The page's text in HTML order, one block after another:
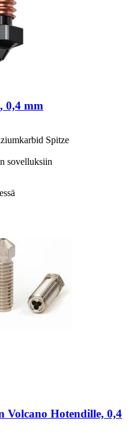
0,4 mm
Spitze
sovelluksiin
Volcano Hotendille, 0,4